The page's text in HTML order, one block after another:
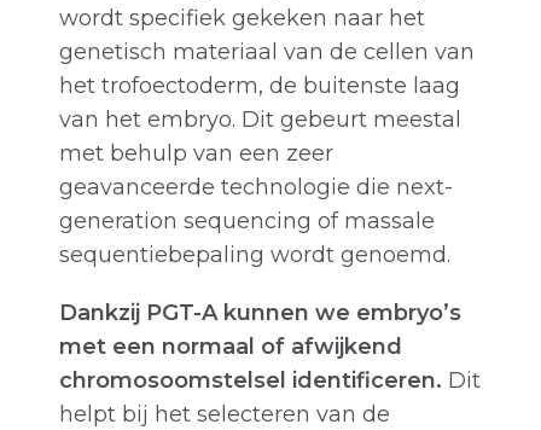
wordt specifiek gekeken naar het
genetisch materiaal van de cellen van
het trofoectoderm, de buitenste laag
van het embryo. Dit gebeurt meestal
met behulp van een zeer
geavanceerde technologie die next-
generation sequencing of massale
sequentiebepaling wordt genoemd.
Dankzij PGT-A kunnen we embryo’s
met een normaal of afwijkend
chromosoomstelsel identificeren. Dit
helpt bij het selecteren van de